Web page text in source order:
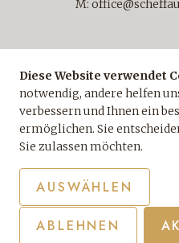
M:
Direkt
ZUM
Impressum Datenschutz
Sitemap
Diese Website verwendet
notwendig, andere helfen
verbessern und Ihnen ein
ermöglichen. Sie
Sie zulassen möchten.
AUSWÄHLEN
ABLEHNEN